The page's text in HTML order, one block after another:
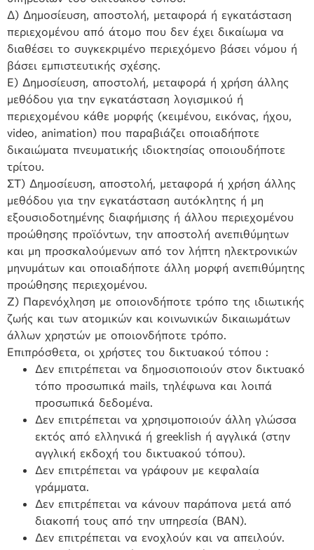
Δ) Δημοσίευση, αποστολή, μεταφορά ή εγκατάσταση
περιεχομένου από άτομο που δεν έχει δικαίωμα να
διαθέσει το συγκεκριμένο περιεχόμενο βάσει νόμου ή
βάσει εμπιστευτικής σχέσης.
Ε) Δημοσίευση, αποστολή, μεταφορά ή χρήση άλλης
μεθόδου για την εγκατάσταση λογισμικού ή
περιεχομένου κάθε μορφής (κειμένου, εικόνας, ήχου,
video, animation) που παραβιάζει οποιαδήποτε
δικαιώματα πνευματικής ιδιοκτησίας οποιουδήποτε
τρίτου.
ΣΤ) Δημοσίευση, αποστολή, μεταφορά ή χρήση άλλης
μεθόδου για την εγκατάσταση αυτόκλητης ή μη
εξουσιοδοτημένης διαφήμισης ή άλλου περιεχομένου
προώθησης προϊόντων, την αποστολή ανεπιθύμητων
και μη προσκαλούμενων από τον λήπτη ηλεκτρονικών
μηνυμάτων και οποιαδήποτε άλλη μορφή ανεπιθύμητης
προώθησης περιεχομένου.
Ζ) Παρενόχληση με οποιονδήποτε τρόπο της ιδιωτικής
ζωής και των ατομικών και κοινωνικών δικαιωμάτων
άλλων χρηστών με οποιονδήποτε τρόπο.
Επιπρόσθετα, οι χρήστες του δικτυακού τόπου :
Δεν επιτρέπεται να δημοσιοποιούν στον δικτυακό
τόπο προσωπικά mails, τηλέφωνα και λοιπά
προσωπικά δεδομένα.
Δεν επιτρέπεται να χρησιμοποιούν άλλη γλώσσα
εκτός από ελληνικά ή greeklish ή αγγλικά (στην
αγγλική εκδοχή του δικτυακού τόπου).
Δεν επιτρέπεται να γράφουν με κεφαλαία
γράμματα.
Δεν επιτρέπεται να κάνουν παράπονα μετά από
διακοπή τους από την υπηρεσία (ΒΑΝ).
Δεν επιτρέπεται να ενοχλούν και να απειλούν.